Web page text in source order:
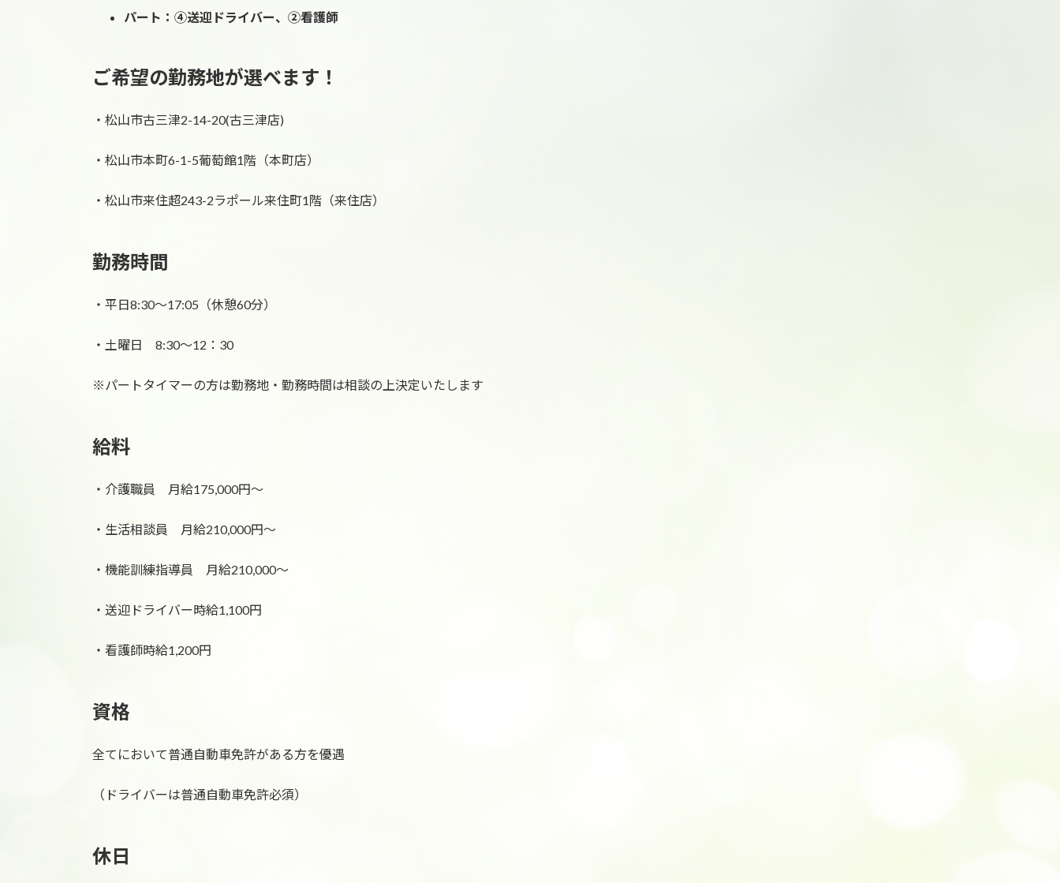
パート：④送迎ドライバー、②看護師
ご希望の勤務地が選べます！
・松山市古三津2-14-20(古三津店)
・松山市本町6-1-5葡萄館1階（本町店）
・松山市来住超243-2ラポール来住町1階（来住店）
勤務時間
・平日8:30〜17:05（休憩60分）
・土曜日 8:30〜12：30
※パートタイマーの方は勤務地・勤務時間は相談の上決定いたします
給料
・介護職員 月給175,000円〜
・生活相談員 月給210,000円〜
・機能訓練指導員 月給210,000〜
・送迎ドライバー時給1,100円
・看護師時給1,200円
資格
全てにおいて普通自動車免許がある方を優遇
（ドライバーは普通自動車免許必須）
休日